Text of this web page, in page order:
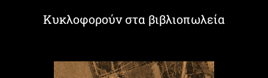
Κυκλοφορούν στα βιβλιοπωλεία